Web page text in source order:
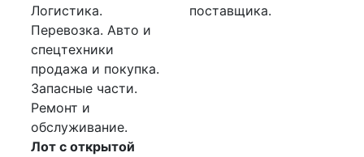
Логистика.
Перевозка. Авто и
спецтехники
продажа и покупка.
Запасные части.
Ремонт и
обслуживание.
Лот с открытой
поставщика.